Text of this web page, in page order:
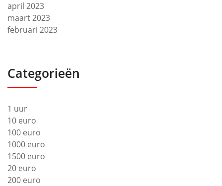
april 2023
maart 2023
februari 2023
Categorieën
1 uur
10 euro
100 euro
1000 euro
1500 euro
20 euro
200 euro